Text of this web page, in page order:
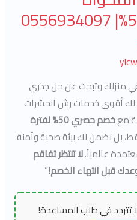
مضمونةو خصم 50%| 0556934097
منزلك وتبحث عن حل جذري
أقوى خدمات رش الحشرات
مع
خصم حصري 50% لفترة
بل نضمن لك بيئة صحية وآمنة
عالمياً.لا تنتظر تفاقم
قبل انتهاء الخصم!”
تتردد في طلب المساعدة!